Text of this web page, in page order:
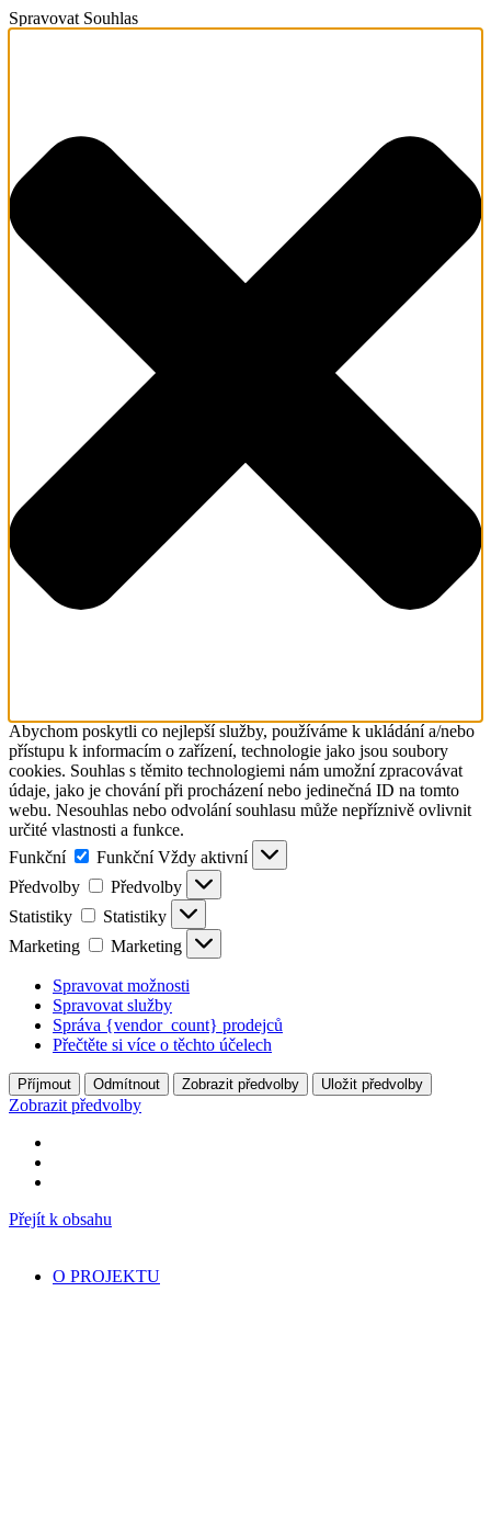
Spravovat Souhlas
Abychom poskytli co nejlepší služby, používáme k ukládání a/nebo
přístupu k informacím o zařízení, technologie jako jsou soubory
cookies. Souhlas s těmito technologiemi nám umožní zpracovávat
údaje, jako je chování při procházení nebo jedinečná ID na tomto
webu. Nesouhlas nebo odvolání souhlasu může nepříznivě ovlivnit
určité vlastnosti a funkce.
Funkční
Funkční Vždy aktivní
Předvolby
Předvolby
Statistiky
Statistiky
Marketing
Marketing
Spravovat možnosti
Spravovat služby
Správa {vendor_count} prodejců
Přečtěte si více o těchto účelech
Příjmout Odmítnout Zobrazit předvolby Uložit předvolby
Zobrazit předvolby
Přejít k obsahu
O PROJEKTU